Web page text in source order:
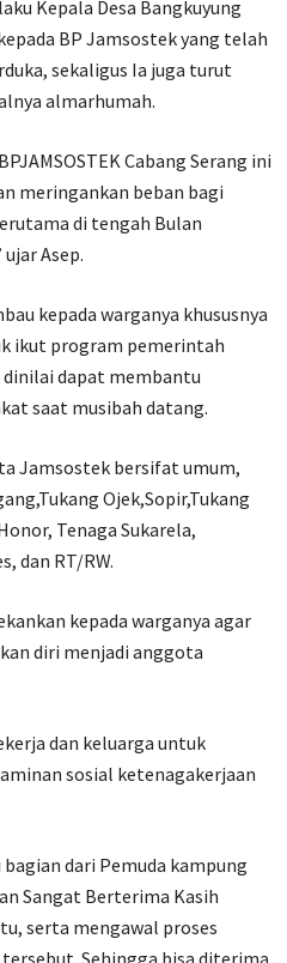
Kepala Desa Bangkuyung
BP Jamsostek yang telah
sekaligus Ia juga turut
almarhumah.
Cabang Serang ini
meringankan beban bagi
di tengah Bulan
Asep.
kepada warganya khususnya
ikut program pemerintah
dapat membantu
saat musibah datang.
Jamsostek bersifat umum,
Ojek,Sopir,Tukang
Tenaga Sukarela,
dan RT/RW.
kepada warganya agar
diri menjadi anggota
dan keluarga untuk
sosial ketenagakerjaan
dari Pemuda kampung
Sangat Berterima Kasih
serta mengawal proses